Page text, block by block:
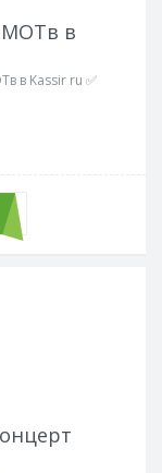
МОТв в
в Kassir ru ✅